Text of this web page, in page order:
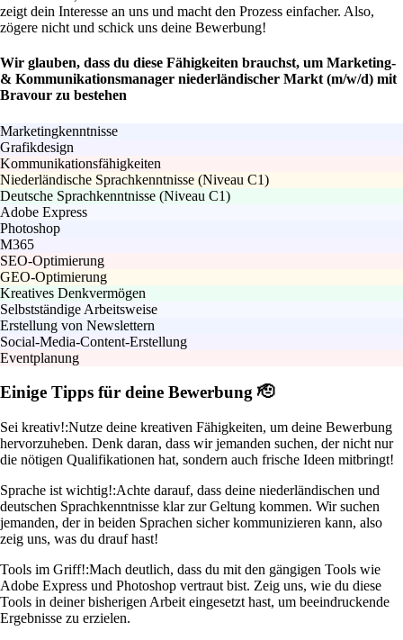
zeigt dein Interesse an uns und macht den Prozess einfacher. Also,
zögere nicht und schick uns deine Bewerbung!
Wir glauben, dass du diese Fähigkeiten brauchst, um Marketing-
& Kommunikationsmanager niederländischer Markt (m/w/d) mit
Bravour zu bestehen
Marketingkenntnisse
Grafikdesign
Kommunikationsfähigkeiten
Niederländische Sprachkenntnisse (Niveau C1)
Deutsche Sprachkenntnisse (Niveau C1)
Adobe Express
Photoshop
M365
SEO-Optimierung
GEO-Optimierung
Kreatives Denkvermögen
Selbstständige Arbeitsweise
Erstellung von Newslettern
Social-Media-Content-Erstellung
Eventplanung
Einige Tipps für deine Bewerbung 🫡
Sei kreativ!:Nutze deine kreativen Fähigkeiten, um deine Bewerbung
hervorzuheben. Denk daran, dass wir jemanden suchen, der nicht nur
die nötigen Qualifikationen hat, sondern auch frische Ideen mitbringt!
Sprache ist wichtig!:Achte darauf, dass deine niederländischen und
deutschen Sprachkenntnisse klar zur Geltung kommen. Wir suchen
jemanden, der in beiden Sprachen sicher kommunizieren kann, also
zeig uns, was du drauf hast!
Tools im Griff!:Mach deutlich, dass du mit den gängigen Tools wie
Adobe Express und Photoshop vertraut bist. Zeig uns, wie du diese
Tools in deiner bisherigen Arbeit eingesetzt hast, um beeindruckende
Ergebnisse zu erzielen.